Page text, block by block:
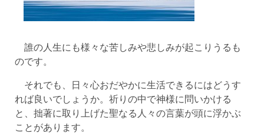
誰の人生にも様々な苦しみや悲しみが起こりうるも
のです。
それでも、日々心おだやかに生活できるにはどうす
れば良いでしょうか。祈りの中で神様に問いかける
と、拙著に取り上げた聖なる人々の言葉が頭に浮かぶ
ことがあります。